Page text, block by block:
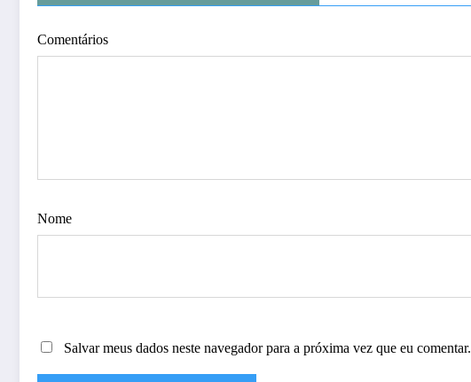
Comentários
Nome
Salvar meus dados neste navegador para a próxima vez que eu comentar.